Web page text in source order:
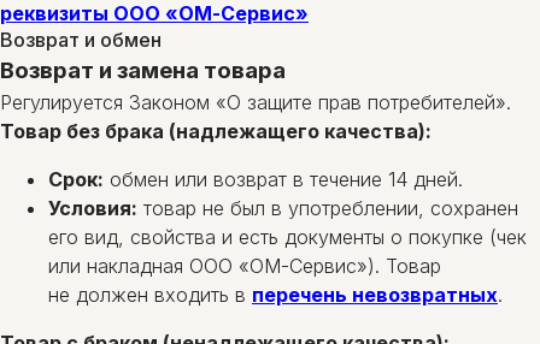
реквизиты ООО «ОМ-Сервис»
Возврат и обмен
Возврат и замена товара
Регулируется Законом «О защите прав потребителей».
Товар без брака (надлежащего качества):
Срок: обмен или возврат в течение 14 дней.
Условия: товар не был в употреблении, сохранен
его вид, свойства и есть документы о покупке (чек
или накладная ООО «ОМ-Сервис»). Товар
не должен входить в перечень невозвратных.